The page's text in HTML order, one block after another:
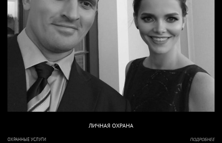
ЛИЧНАЯ ОХРАНА
ОХРАННЫЕ УСЛУГИ ПОДРОБНЕЕ